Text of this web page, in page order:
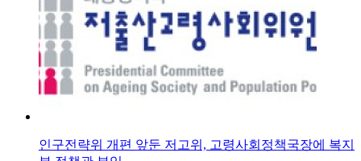
인구전략위 개편 앞둔 저고위, 고령사회정책국장에 복지